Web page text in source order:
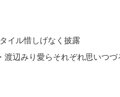
イル惜しげなく披露
渡辺みり愛らそれぞれ思いつづ